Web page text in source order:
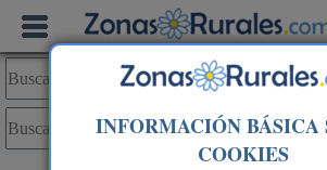
INFORMACIÓN BÁSICA
COOKIES